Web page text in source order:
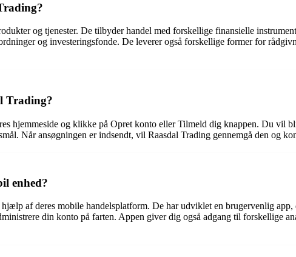
og tjenester. De tilbyder handel med forskellige finansielle
og investeringsfonde. De leverer også forskellige former for
Trading?
hjemmeside og klikke på Opret konto eller Tilmeld dig knappen. Du vil
Når ansøgningen er indsendt, vil Raasdal Trading gennemgå den og
enhed?
af deres mobile handelsplatform. De har udviklet en brugervenlig
din konto på farten. Appen giver dig også adgang til forskellige